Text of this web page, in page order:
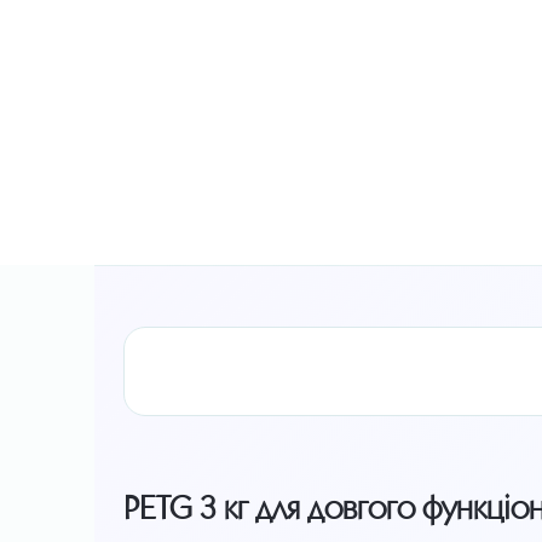
PETG 3 кг для довгого